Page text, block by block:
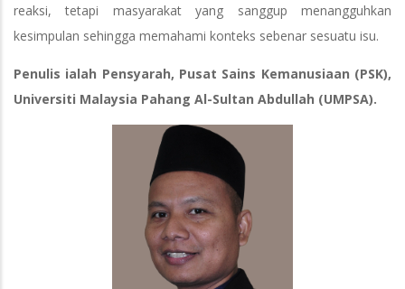
reaksi, tetapi masyarakat yang sanggup menangguhkan
kesimpulan sehingga memahami konteks sebenar sesuatu isu.
Penulis ialah Pensyarah, Pusat Sains Kemanusiaan (PSK),
Universiti Malaysia Pahang Al-Sultan Abdullah (UMPSA).